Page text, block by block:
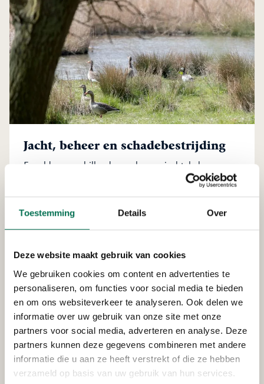
Toestemming Details Over
Deze website maakt gebruik van cookies
We gebruiken cookies om content en advertenties te
personaliseren, om functies voor social media te bieden
en om ons websiteverkeer te analyseren. Ook delen we
informatie over uw gebruik van onze site met onze
partners voor social media, adverteren en analyse. Deze
partners kunnen deze gegevens combineren met andere
informatie die u aan ze heeft verstrekt of die ze hebben
verzameld op basis van uw gebruik van hun services.
Jacht, beheer en schadebestrijding
Er gelden verschillende regels voor jacht, beheer
en schadebestrijding. Ontdek hier wat wel mag en